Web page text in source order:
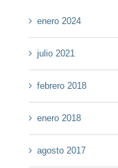
enero 2024
julio 2021
febrero 2018
enero 2018
agosto 2017